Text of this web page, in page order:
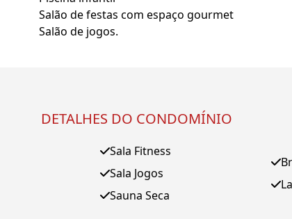
Salão de festas com espaço gourmet
Salão de jogos.
DETALHES DO CONDOMÍNIO
Sala Fitness
Sala Jogos
Sauna Seca